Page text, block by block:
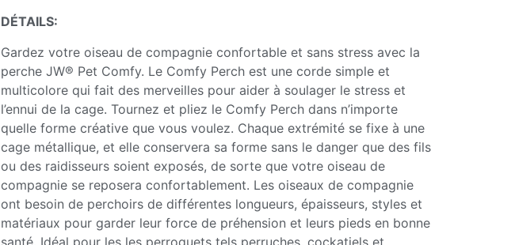
DÉTAILS:
Gardez votre oiseau de compagnie confortable et sans stress avec la
perche JW® Pet Comfy. Le Comfy Perch est une corde simple et
multicolore qui fait des merveilles pour aider à soulager le stress et
l’ennui de la cage. Tournez et pliez le Comfy Perch dans n’importe
quelle forme créative que vous voulez. Chaque extrémité se fixe à une
cage métallique, et elle conservera sa forme sans le danger que des fils
ou des raidisseurs soient exposés, de sorte que votre oiseau de
compagnie se reposera confortablement. Les oiseaux de compagnie
ont besoin de perchoirs de différentes longueurs, épaisseurs, styles et
matériaux pour garder leur force de préhension et leurs pieds en bonne
santé. Idéal pour les les perroquets tels perruches, cockatiels et